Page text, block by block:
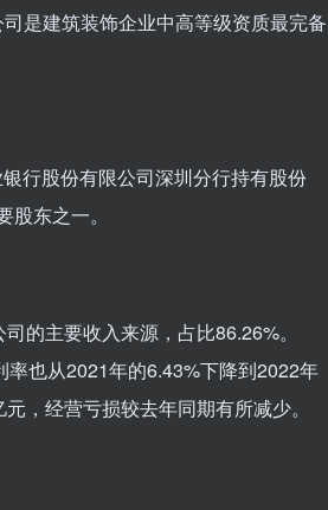
是建筑装饰企业中高等级资质最完备
行股份有限公司深圳分行持有股份
东之一。
的主要收入来源，占比86.26%。
也从2021年的6.43%下降到2022年
，经营亏损较去年同期有所减少。